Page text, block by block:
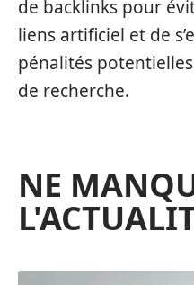
de backlinks pour
liens artificiel et de
pénalités
de recherche.
NE